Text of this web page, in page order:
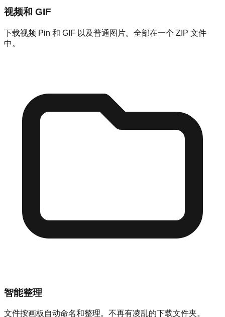
视频和 GIF
下载视频 Pin 和 GIF 以及普通图片。全部在一个 ZIP 文件
中。
智能整理
文件按画板自动命名和整理。不再有凌乱的下载文件夹。